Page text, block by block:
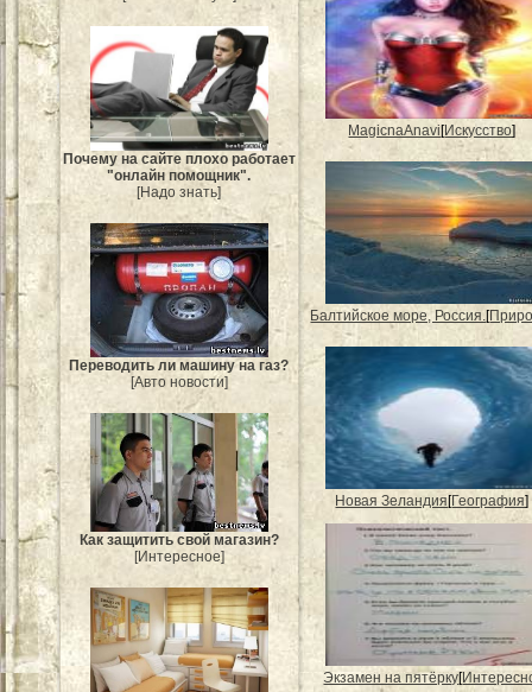
Почему на сайте плохо работает
"онлайн помощник".
[Надо знать]
Переводить ли машину на газ?
[Авто новости]
Как защитить свой магазин?
[Интересное]
MagicnaAnavi [Искусство]
Балтийское море, Россия.[
Новая Зеландия [География]
Экзамен на пятёрку[